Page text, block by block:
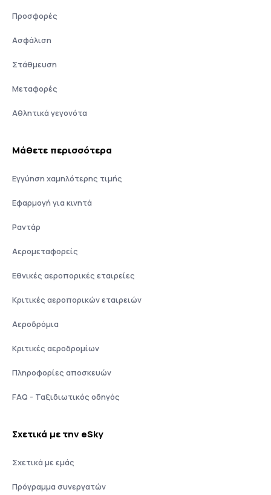
Προσφορές
Ασφάλιση
Στάθμευση
Μεταφορές
Αθλητικά γεγονότα
Μάθετε περισσότερα
Εγγύηση χαμηλότερης τιμής
Εφαρμογή για κινητά
Ραντάρ
Αερομεταφορείς
Εθνικές αεροπορικές εταιρείες
Κριτικές αεροπορικών εταιρειών
Αεροδρόμια
Κριτικές αεροδρομίων
Πληροφορίες αποσκευών
FAQ - Ταξιδιωτικός οδηγός
Σχετικά με την eSky
Σχετικά με εμάς
Πρόγραμμα συνεργατών